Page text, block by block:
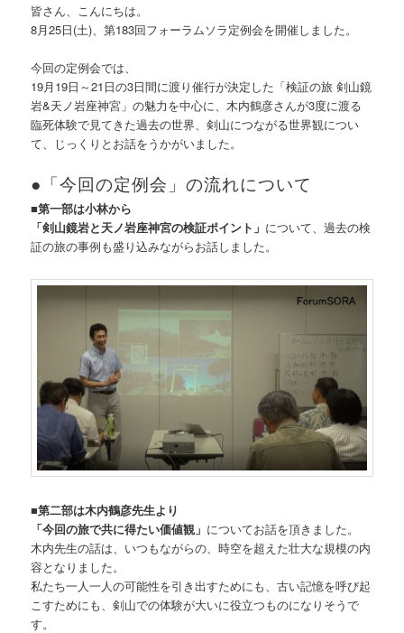
皆さん、こんにちは。
8月25日(土)、第183回フォーラムソラ定例会を開催しました。
今回の定例会では、
19月19日～21日の3日間に渡り催行が決定した「検証の旅 剣山鏡
岩&天ノ岩座神宮」の魅力を中心に、木内鶴彦さんが3度に渡る
臨死体験で見てきた過去の世界、剣山につながる世界観につい
て、じっくりとお話をうかがいました。
●「今回の定例会」の流れについて
■第一部は小林から
「剣山鏡岩と天ノ岩座神宮の検証ポイント」 について、過去の検
証の旅の事例も盛り込みながらお話しました。
■第二部は木内鶴彦先生より
「今回の旅で共に得たい価値観」 についてお話を頂きました。
木内先生の話は、いつもながらの、時空を超えた壮大な規模の内
容となりました。
私たち一人一人の可能性を引き出すためにも、古い記憶を呼び起
こすためにも、剣山での体験が大いに役立つものになりそうで
す。